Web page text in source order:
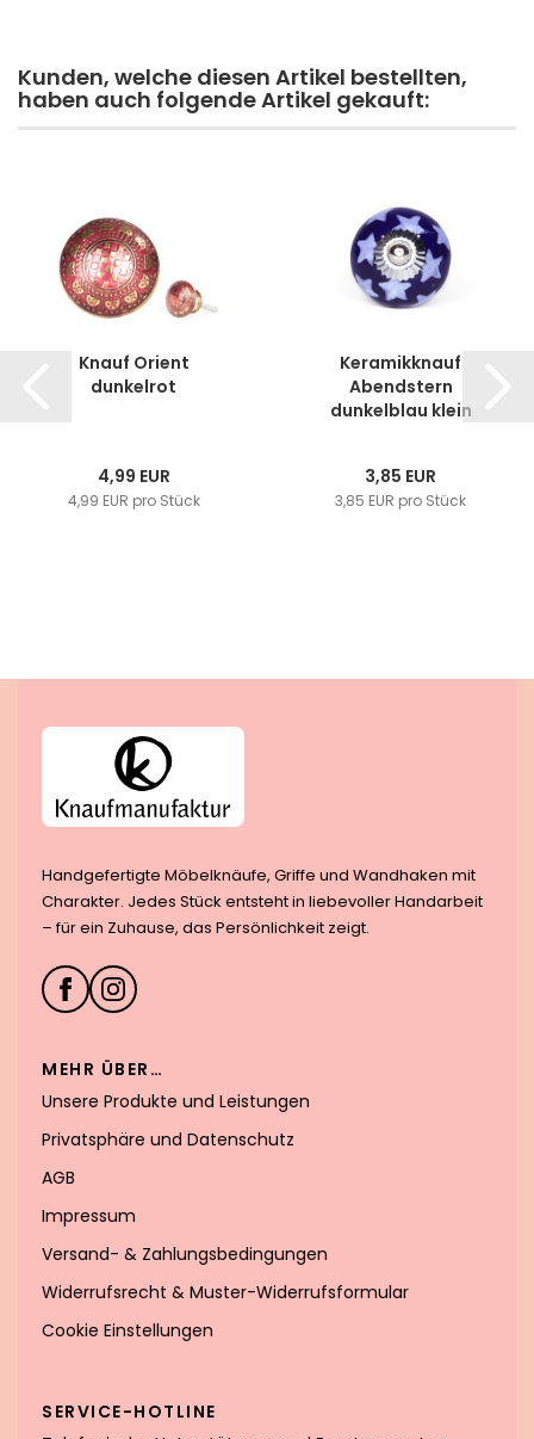
Kunden, welche diesen Artikel bestellten,
haben auch folgende Artikel gekauft:
Knauf Orient
dunkelrot
4,99 EUR
4,99 EUR pro Stück
Keramikknauf
Abendstern
dunkelblau klein
3,85 EUR
3,85 EUR pro Stück
Handgefertigte Möbelknäufe, Griffe und Wandhaken mit
Charakter. Jedes Stück entsteht in liebevoller Handarbeit
– für ein Zuhause, das Persönlichkeit zeigt.
MEHR ÜBER…
Unsere Produkte und Leistungen
Privatsphäre und Datenschutz
AGB
Impressum
Versand- & Zahlungsbedingungen
Widerrufsrecht & Muster-Widerrufsformular
Cookie Einstellungen
SERVICE-HOTLINE